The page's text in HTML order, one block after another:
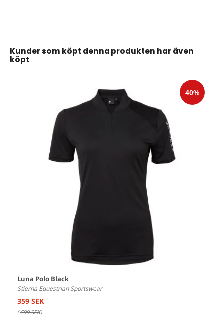
Kunder som köpt denna produkten har även
köpt
Luna Polo Black
Stierna Equestrian Sportswear
359 SEK
(599 SEK)